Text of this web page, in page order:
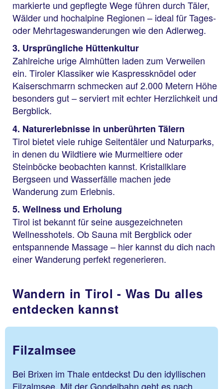
markierte und gepflegte Wege führen durch Täler,
Wälder und hochalpine Regionen – ideal für Tages-
oder Mehrtageswanderungen wie den Adlerweg.
3. Ursprüngliche Hüttenkultur
Zahlreiche urige Almhütten laden zum Verweilen
ein. Tiroler Klassiker wie Kaspressknödel oder
Kaiserschmarrn schmecken auf 2.000 Metern Höhe
besonders gut – serviert mit echter Herzlichkeit und
Bergblick.
4. Naturerlebnisse in unberührten Tälern
Tirol bietet viele ruhige Seitentäler und Naturparks,
in denen du Wildtiere wie Murmeltiere oder
Steinböcke beobachten kannst. Kristallklare
Bergseen und Wasserfälle machen jede
Wanderung zum Erlebnis.
5. Wellness und Erholung
Tirol ist bekannt für seine ausgezeichneten
Wellnesshotels. Ob Sauna mit Bergblick oder
entspannende Massage – hier kannst du dich nach
einer Wanderung perfekt regenerieren.
Wandern in Tirol - Was Du alles
entdecken kannst
Filzalmsee
Bei Brixen im Thale entdeckst Du den idyllischen
Filzalmsee. Mit der Gondelbahn geht es nach